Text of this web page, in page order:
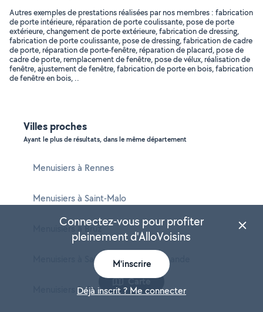
Autres exemples de prestations réalisées par nos membres : fabrication
de porte intérieure, réparation de porte coulissante, pose de porte
extérieure, changement de porte extérieure, fabrication de dressing,
fabrication de porte coulissante, pose de dressing, fabrication de cadre
de porte, réparation de porte-fenêtre, réparation de placard, pose de
cadre de porte, remplacement de fenêtre, pose de vélux, réalisation de
fenêtre, ajustement de fenêtre, fabrication de porte en bois, fabrication
de fenêtre en bois, ..
Villes proches
Ayant le plus de résultats, dans le même département
Menuisiers à Rennes
Menuisiers à Saint-Malo
Menuisiers à Bruz
Menuisiers à Saint-Jacques-de-la-Lande
Menuisiers à Cesson-Sévigné
Carte
Connectez-vous pour profiter
pleinement d'AlloVoisins
M'inscrire
Déjà inscrit ? Me connecter